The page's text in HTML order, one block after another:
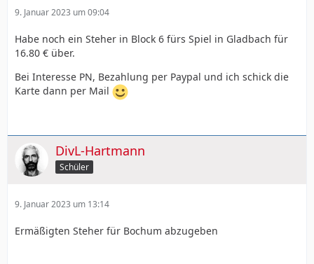
9. Januar 2023 um 09:04
Habe noch ein Steher in Block 6 fürs Spiel in Gladbach für
16.80 € über.
Bei Interesse PN, Bezahlung per Paypal und ich schick die
Karte dann per Mail
DivL-Hartmann
Schüler
9. Januar 2023 um 13:14
Ermäßigten Steher für Bochum abzugeben